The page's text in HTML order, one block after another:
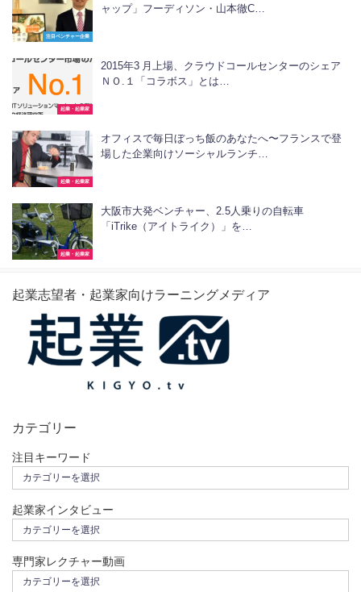
注目ベンチャー企業
ャップ」フーディソン・山本徹C…
起業・起業家
2015年3 月上場、クラウドコールセンターのシェア
ＮＯ.１「コラボス」とは…
起業・起業家
オフィスで毎日ぼっち飯のあなたへ〜フランスで登
場した企業向けソーシャルランチ…
起業・起業家
大阪市大発ベンチャー、2.5人乗りの自転車
「iTrike（アイトライク）」を…
起業志望者・起業家向けラーニングメディア
カテゴリー
注目キーワード
起業家インタビュー
専門家レクチャー動画